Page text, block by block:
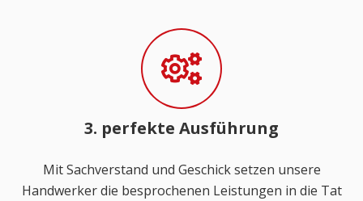
3. perfekte Ausführung
Mit Sachverstand und Geschick setzen unsere
Handwerker die besprochenen Leistungen in die Tat